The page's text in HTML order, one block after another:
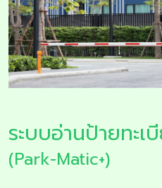
ระบบอ่านป้ายทะเ
(Park-Matic+)